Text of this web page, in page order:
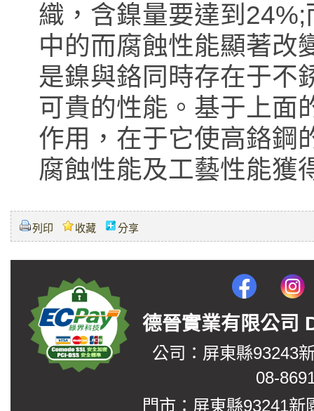
織，含鎳量要達到
中的而腐蝕性能顯著改
是鎳與鉻同時存在于不
可貴的性能。基于上面
作用，在于它使高鉻鋼
腐蝕性能及工藝性能獲
列印 收藏 分享
德晉實業有限公
公司：屏東縣93243
08-
門市：屏東縣93241